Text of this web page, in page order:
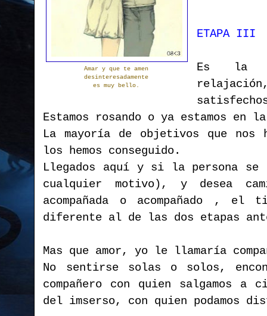
Amar y que te amen
desinteresadamente
es muy bello.
ETAPA III
Es la
Estamos rosando o ya estamos en
La mayoría de objetivos que nos
los hemos conseguido.
Llegados aquí y si la persona
cualquier motivo), y desea
acompañada o acompañado ,
diferente al de las dos etapas
Mas que amor, yo le llamaría
No sentirse solas o solos,
compañero con quien salgamos
del imserso, con quien podamos